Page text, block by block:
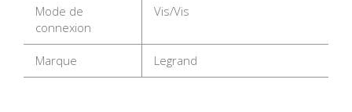
Mode de
connexion
Vis/Vis
Marque Legrand